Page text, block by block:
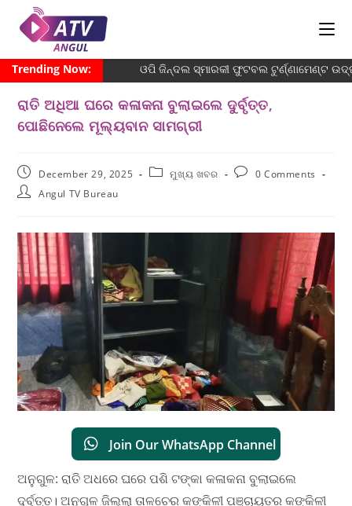
Trending Now: ଓପି ଜିନ୍ଦଲ ସ୍ମାରକୀ ଫୁଟବଲ ଟୁର୍ଣ୍ଣାମେଣ୍ଟ
ରାତି ଅଧିଆ ଘରେ କଳାକନା ବୁଲାଇଲେ ଦୁର୍ବୃତ୍ତ,
ପୋଛିନେଲେ ମୂଲ୍ୟବାନ ସାମଗ୍ରୀ
December 29, 2025 ମୁଖ୍ୟ ଖବର
0 Comments
Angul TV Bureau
Join Our WhatsApp Channel
ଅନୁଗୁଳ: ରାତି ଅଧରେ ଘରେ ପଶି ଟଙ୍କା କଳାକନା ବୁଲାଇଲେ
ଦୁର୍ବୃତ୍ତ। ଅନୁଗୁଳ ଜିଲ୍ଲା ତାଳଚେର କଙ୍କିଳୀ ପଞ୍ଚାୟତର କଙ୍କିଳୀ